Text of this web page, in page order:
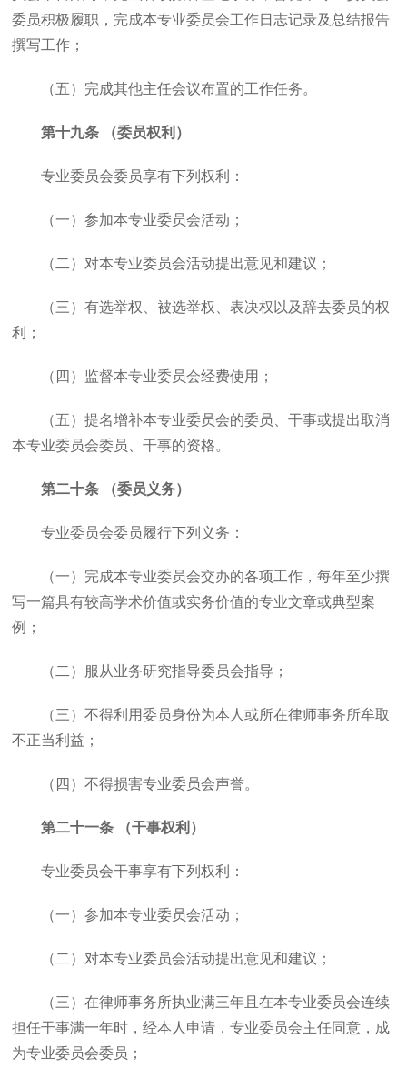
委员积极履职，完成本专业委员会工作日志记录及总结报告
撰写工作；
（五）完成其他主任会议布置的工作任务。
第十九条 （委员权利）
专业委员会委员享有下列权利：
（一）参加本专业委员会活动；
（二）对本专业委员会活动提出意见和建议；
（三）有选举权、被选举权、表决权以及辞去委员的权
利；
（四）监督本专业委员会经费使用；
（五）提名增补本专业委员会的委员、干事或提出取消
本专业委员会委员、干事的资格。
第二十条 （委员义务）
专业委员会委员履行下列义务：
（一）完成本专业委员会交办的各项工作，每年至少撰
写一篇具有较高学术价值或实务价值的专业文章或典型案
例；
（二）服从业务研究指导委员会指导；
（三）不得利用委员身份为本人或所在律师事务所牟取
不正当利益；
（四）不得损害专业委员会声誉。
第二十一条 （干事权利）
专业委员会干事享有下列权利：
（一）参加本专业委员会活动；
（二）对本专业委员会活动提出意见和建议；
（三）在律师事务所执业满三年且在本专业委员会连续
担任干事满一年时，经本人申请，专业委员会主任同意，成
为专业委员会委员；